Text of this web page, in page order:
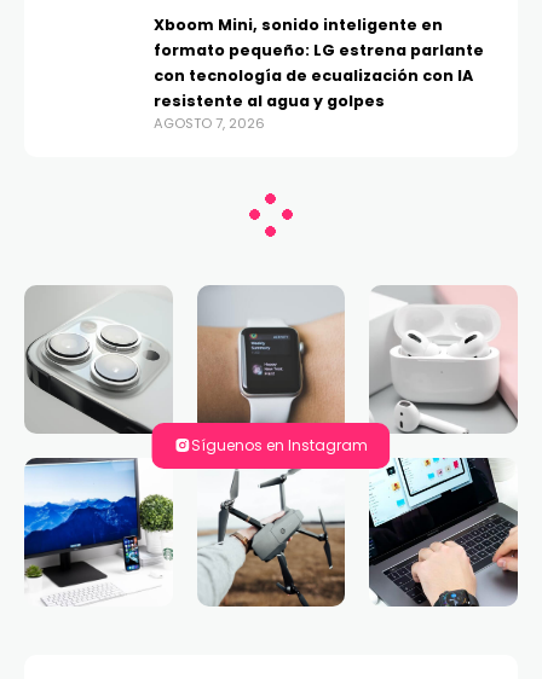
Xboom Mini, sonido inteligente en
formato pequeño: LG estrena parlante
con tecnología de ecualización con IA
resistente al agua y golpes
AGOSTO 7, 2026
Síguenos en Instagram